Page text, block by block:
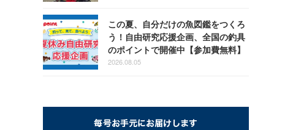
この夏、自分だけの魚図鑑をつくろ
う！自由研究応援企画、全国の釣具
のポイントで開催中【参加費無料】
2026.08.05